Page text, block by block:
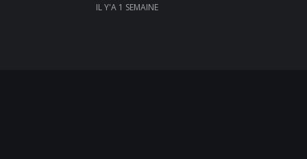
IL Y'A 1 SEMAINE